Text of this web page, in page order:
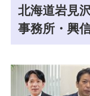
北海道岩見
事務所・興